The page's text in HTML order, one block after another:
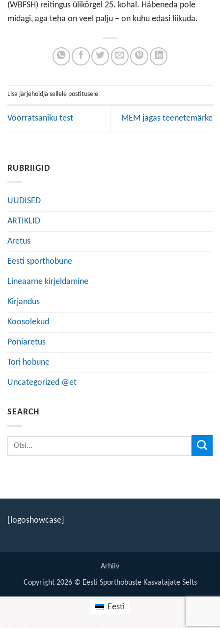
(WBFSH) reitingus ülikõrgel 25. kohal. Häbeneda pole
midagi, aga teha on veel palju – on kuhu edasi liikuda.
Lisa järjehoidja sellele postitusele
Võõrratsaniku test MEM jagas teenetemärke
RUBRIIGID
UUDISED
ARTIKLID
Aretus
Eesti sporthobune
Lineaarne kirjeldamine
Kirjandus
Koosolekud
Poniaretus
Tori hobune
Uncategorized @et
SEARCH
[logoshowcase]
Arhiiv
Copyright 2026 © Eesti Sporthobuste Kasvatajate Selts
Eesti